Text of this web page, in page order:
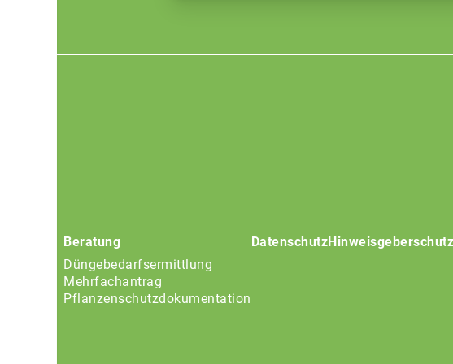
Beratung
Düngebedarfsermittlung
Mehrfachantrag
Pflanzenschutzdokumentation
Datenschutz